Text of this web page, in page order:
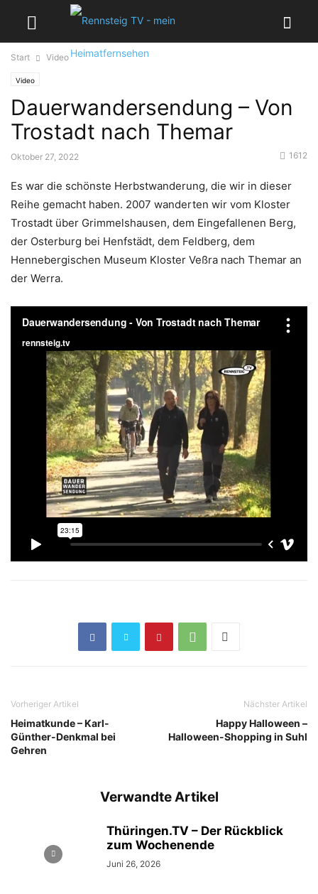
Start Video
Video
Dauerwandersendung – Von
Trostadt nach Themar
Oktober 27, 2022 1612
Es war die schönste Herbstwanderung, die wir in dieser
Reihe gemacht haben. 2007 wanderten wir vom Kloster
Trostadt über Grimmelshausen, dem Eingefallenen Berg,
der Osterburg bei Henfstädt, dem Feldberg, dem
Hennebergischen Museum Kloster Veßra nach Themar an
der Werra.
Vorheriger Artikel
Heimatkunde – Karl-
Günther-Denkmal bei
Gehren
Nächster Artikel
Happy Halloween –
Halloween-Shopping in Suhl
Verwandte Artikel
Thüringen.TV – Der Rückblick
zum Wochenende
Juni 26, 2026